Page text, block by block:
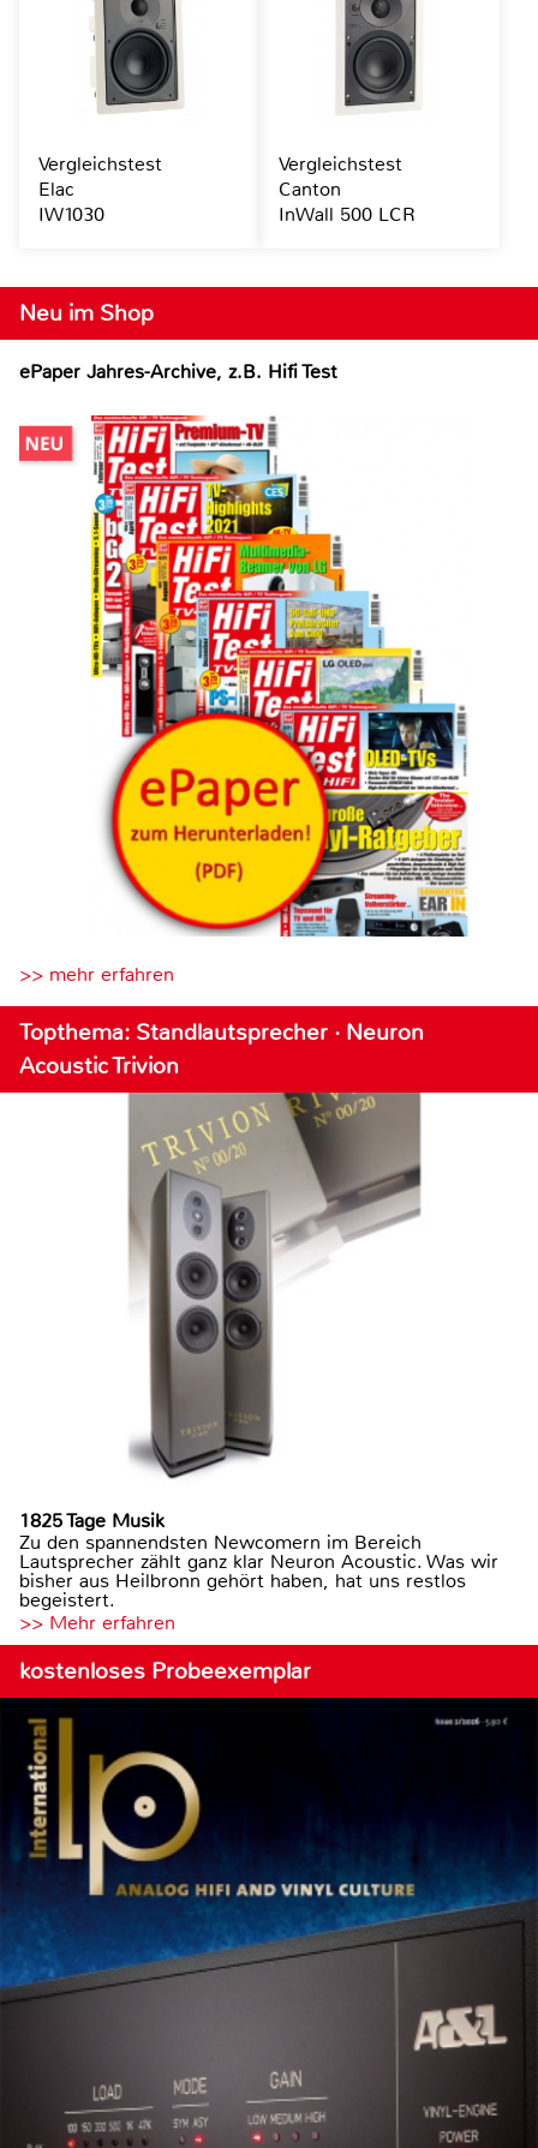
Neu im Shop
ePaper Jahres-Archive, z.B. Hifi Test
>> mehr erfahren
Topthema: Standlautsprecher · Neuron
Acoustic Trivion
1825 Tage Musik
Zu den spannendsten Newcomern im Bereich
Lautsprecher zählt ganz klar Neuron Acoustic. Was wir
bisher aus Heilbronn gehört haben, hat uns restlos
begeistert.
>> Mehr erfahren
kostenloses Probeexemplar
Vergleichstest
Elac
IW1030
Vergleichstest
Canton
InWall 500 LCR